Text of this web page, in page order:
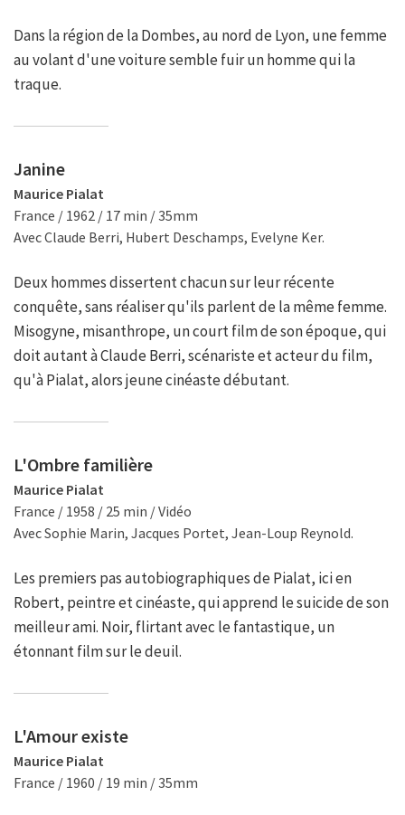
Dans la région de la Dombes, au nord de Lyon, une femme
au volant d'une voiture semble fuir un homme qui la
traque.
Janine
Maurice Pialat
France / 1962 / 17 min / 35mm
Avec Claude Berri, Hubert Deschamps, Evelyne Ker.
Deux hommes dissertent chacun sur leur récente
conquête, sans réaliser qu'ils parlent de la même femme.
Misogyne, misanthrope, un court film de son époque, qui
doit autant à Claude Berri, scénariste et acteur du film,
qu'à Pialat, alors jeune cinéaste débutant.
L'Ombre familière
Maurice Pialat
France / 1958 / 25 min / Vidéo
Avec Sophie Marin, Jacques Portet, Jean-Loup Reynold.
Les premiers pas autobiographiques de Pialat, ici en
Robert, peintre et cinéaste, qui apprend le suicide de son
meilleur ami. Noir, flirtant avec le fantastique, un
étonnant film sur le deuil.
L'Amour existe
Maurice Pialat
France / 1960 / 19 min / 35mm